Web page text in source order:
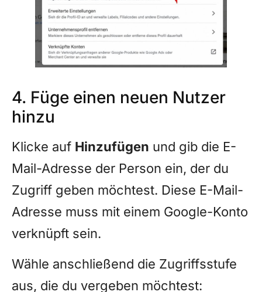
4. Füge einen neuen Nutzer
hinzu
Klicke auf Hinzufügen und gib die E-
Mail-Adresse der Person ein, der du
Zugriff geben möchtest. Diese E-Mail-
Adresse muss mit einem Google-Konto
verknüpft sein.
Wähle anschließend die Zugriffsstufe
aus, die du vergeben möchtest: